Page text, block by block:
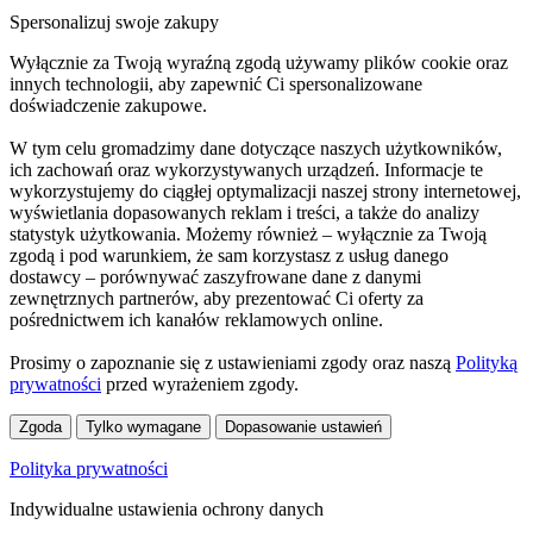
Spersonalizuj swoje zakupy
Wyłącznie za Twoją wyraźną zgodą używamy plików cookie oraz
innych technologii, aby zapewnić Ci spersonalizowane
doświadczenie zakupowe.
W tym celu gromadzimy dane dotyczące naszych użytkowników,
ich zachowań oraz wykorzystywanych urządzeń. Informacje te
wykorzystujemy do ciągłej optymalizacji naszej strony internetowej,
wyświetlania dopasowanych reklam i treści, a także do analizy
statystyk użytkowania. Możemy również – wyłącznie za Twoją
zgodą i pod warunkiem, że sam korzystasz z usług danego
dostawcy – porównywać zaszyfrowane dane z danymi
zewnętrznych partnerów, aby prezentować Ci oferty za
pośrednictwem ich kanałów reklamowych online.
Prosimy o zapoznanie się z ustawieniami zgody oraz naszą Polityką
prywatności przed wyrażeniem zgody.
Zgoda Tylko wymagane Dopasowanie ustawień
Polityka prywatności
Indywidualne ustawienia ochrony danych